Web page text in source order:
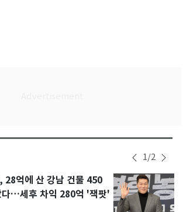
1/2
28억에 산 강남 건물 450
다…세후 차익 280억 '잭팟'